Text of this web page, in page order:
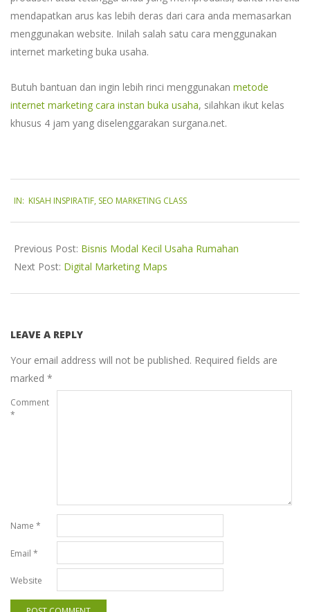
mendapatkan arus kas lebih deras dari cara anda memasarkan
menggunakan website. Inilah salah satu cara menggunakan
internet marketing buka usaha.
Butuh bantuan dan ingin lebih rinci menggunakan metode
internet marketing cara instan buka usaha, silahkan ikut kelas
khusus 4 jam yang diselenggarakan surgana.net.
03-
18
IN: KISAH INSPIRATIF, SEO MARKETING CLASS
Previous Post: Bisnis Modal Kecil Usaha Rumahan
Next Post: Digital Marketing Maps
LEAVE A REPLY
Your email address will not be published. Required fields are
marked *
Comment
*
Name *
Email *
Website